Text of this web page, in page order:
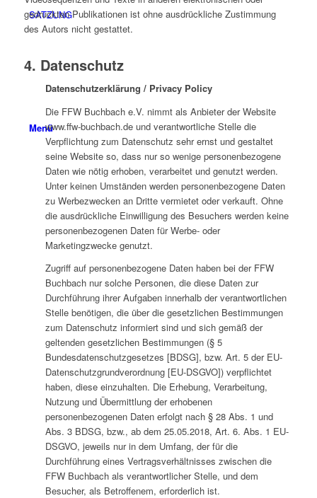
SATZUNG
Menü
gedruckten Publikationen ist ohne ausdrückliche Zustimmung
des Autors nicht gestattet.
4. Datenschutz
Datenschutzerklärung / Privacy Policy
Die FFW Buchbach e.V. nimmt als Anbieter der Website
www.ffw-buchbach.de und verantwortliche Stelle die
Verpflichtung zum Datenschutz sehr ernst und gestaltet
seine Website so, dass nur so wenige personenbezogene
Daten wie nötig erhoben, verarbeitet und genutzt werden.
Unter keinen Umständen werden personenbezogene Daten
zu Werbezwecken an Dritte vermietet oder verkauft. Ohne
die ausdrückliche Einwilligung des Besuchers werden keine
personenbezogenen Daten für Werbe- oder
Marketingzwecke genutzt.
Zugriff auf personenbezogene Daten haben bei der FFW
Buchbach nur solche Personen, die diese Daten zur
Durchführung ihrer Aufgaben innerhalb der verantwortlichen
Stelle benötigen, die über die gesetzlichen Bestimmungen
zum Datenschutz informiert sind und sich gemäß der
geltenden gesetzlichen Bestimmungen (§ 5
Bundesdatenschutzgesetzes [BDSG], bzw. Art. 5 der EU-
Datenschutzgrundverordnung [EU-DSGVO]) verpflichtet
haben, diese einzuhalten. Die Erhebung, Verarbeitung,
Nutzung und Übermittlung der erhobenen
personenbezogenen Daten erfolgt nach § 28 Abs. 1 und
Abs. 3 BDSG, bzw., ab dem 25.05.2018, Art. 6. Abs. 1 EU-
DSGVO, jeweils nur in dem Umfang, der für die
Durchführung eines Vertragsverhältnisses zwischen die
FFW Buchbach als verantwortlicher Stelle, und dem
Besucher, als Betroffenem, erforderlich ist.